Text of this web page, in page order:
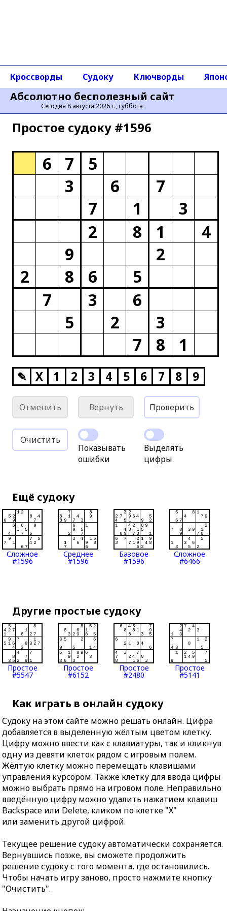
Абсолютно бесполезный сайт
Сегодня 8 августа 2026 г., суббота
Кроссворды Судоку Ключворды
Простое cудоку #1596
6 7
5
3
6
7
7
1
3
2
8 1
4
9
2
2
8 6
5
7
3
6
5
2
3
7
8 1
✎ X 1 2 3 4 5 6 7 8 9
Отменить Вернуть Проверить
Очистить
Показывать
ошибки
Выделять
цифры
Ещё судоку
Сложное
#1596
Среднее
#1596
Базовое
#1596
Сложное
#6466
Другие простые судоку
Простое
#5547
Простое
#6152
Простое
#2480
Простое
#5141
Как играть в онлайн судоку
Судоку на этом сайте можно решать онлайн. Цифра
добавляется в выделенную жёлтым цветом клетку.
Цифру можно ввести как с клавиатуры, так и кликнув
одну из девяти клеток рядом с игровым полем.
Жёлтую клетку можно перемещать клавишами
управления курсором. Также клетку для ввода цифры
можно выбрать прямо на игровом поле. Неправильно
введённую цифру можно удалить нажатием клавиш
Backspace или Delete, кликом по клетке "X"
или заменить другой цифрой.
Текущее решение судоку автоматически сохраняется.
Вернувшись позже, вы сможете продолжить
решение судоку с того момента, где остановились.
Чтобы начать игру заново, просто нажмите кнопку
"Очистить".